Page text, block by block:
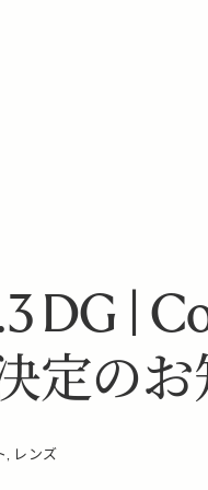
DG |
定のお
, レンズ